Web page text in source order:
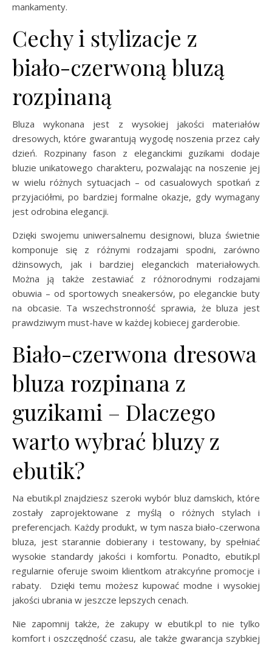
mankamenty.
Cechy i stylizacje z
biało-czerwoną bluzą
rozpinaną
Bluza wykonana jest z wysokiej jakości materiałów
dresowych, które gwarantują wygodę noszenia przez cały
dzień. Rozpinany fason z eleganckimi guzikami dodaje
bluzie unikatowego charakteru, pozwalając na noszenie jej
w wielu różnych sytuacjach – od casualowych spotkań z
przyjaciółmi, po bardziej formalne okazje, gdy wymagany
jest odrobina elegancji.
Dzięki swojemu uniwersalnemu designowi, bluza świetnie
komponuje się z różnymi rodzajami spodni, zarówno
dżinsowych, jak i bardziej eleganckich materiałowych.
Można ją także zestawiać z różnorodnymi rodzajami
obuwia – od sportowych sneakersów, po eleganckie buty
na obcasie. Ta wszechstronność sprawia, że bluza jest
prawdziwym must-have w każdej kobiecej garderobie.
Biało-czerwona dresowa
bluza rozpinana z
guzikami – Dlaczego
warto wybrać bluzy z
ebutik?
Na ebutik.pl znajdziesz szeroki wybór bluz damskich, które
zostały zaprojektowane z myślą o różnych stylach i
preferencjach. Każdy produkt, w tym nasza biało-czerwona
bluza, jest starannie dobierany i testowany, by spełniać
wysokie standardy jakości i komfortu. Ponadto, ebutik.pl
regularnie oferuje swoim klientkom atrakcyńne promocje i
rabaty. Dzięki temu możesz kupować modne i wysokiej
jakości ubrania w jeszcze lepszych cenach.
Nie zapomnij także, że zakupy w ebutik.pl to nie tylko
komfort i oszczędność czasu, ale także gwarancja szybkiej